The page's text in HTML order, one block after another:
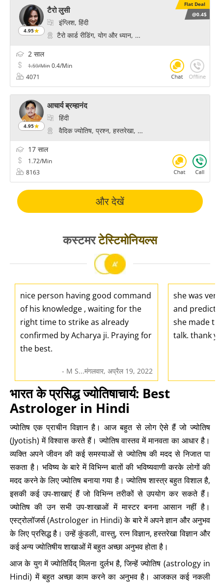
Flat Deal
@0.4$
4.95
टैरो लुसी
इंग्लिश, हिंदी
टैरो कार्ड रीडिंग, योग और ध्यान, साइकोलॉजिकल रीडिंग, ध्यान
2 साल
1.59/Min 0.4/Min
4071
4.95
आचार्य ब्रम्हानंद
हिंदी
वैदिक ज्योतिष, प्रश्न, हस्तरेखा, फॉर्च्यून, फेस रीडिंग
17 साल
1.72/Min
8163
और देखें
कस्टमरटेस्टिमोनियल्स
nice person having good command
of his knowledge , waiting for the
right time to strike as already
confirmed by Acharya ji. Praying for
the best.
- M S...मंगलवार, अप्रैल 19, 2022
she was
and
she made
talk. thank
भारत के प्रसिद्ध ज्योतिषाचार्य: Best
Astrologer in Hindi
ज्योतिष एक प्राचीन विज्ञान है। आज बहुत से लोग ऐसे हैं जो ज्योतिष
(Jyotish) में विश्वास करते हैं। ज्योतिष वास्तव में मानवता का आधार है।
व्यक्ति अपने जीवन की कई समस्याओं से ज्योतिष की मदद से निजात पा
सकता है। भविष्य के बारे में विभिन्न बातों की भविष्यवाणी करके लोगों की
मदद करने के लिए ज्योतिष बनाया गया है। ज्योतिष शास्त्र बहुत विशाल है,
इसकी कई उप-शाखाएं हैं जो विभिन्न तरीकों से उपयोग कर सकते हैं।
ज्योतिष की उन सभी उप-शाखाओं में मास्टर बनना आसान नहीं है।
एस्ट्रोलॉजर्स (Astrologer in Hindi) के बारे में अपने ज्ञान और अनुभव
के लिए प्रसिद्ध है। उन्हें कुंडली, वास्तु, रत्न विज्ञान, हस्तरेखा विज्ञान और
कई अन्य ज्योतिषीय शाखाओं में बहुत अच्छा अनुभव होता है।
आज के युग में ज्योतिर्विद् मिलना दुर्लभ है, जिन्हें ज्योतिष (astrology in
Hindi) में बहुत अच्छा काम करने का अनुभव है। आजकल कई नकली